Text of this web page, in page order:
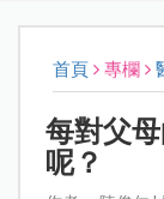
首頁 專欄
每對父
呢？